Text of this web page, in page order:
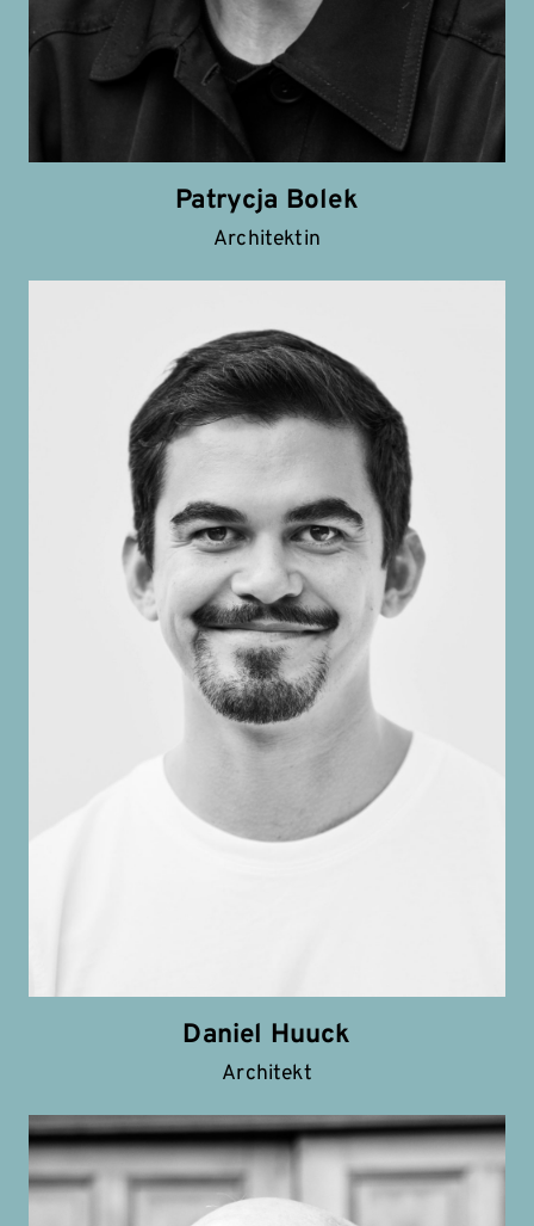
Patrycja Bolek
Architektin
Daniel Huuck
Architekt